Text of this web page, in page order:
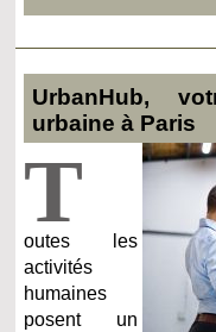
UrbanHub,
urbaine à Paris
T
outes les
activités
humaines
posent un